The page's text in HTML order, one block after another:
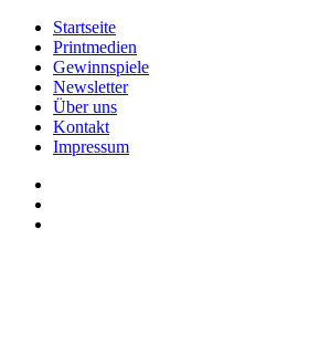
Startseite
Printmedien
Gewinnspiele
Newsletter
Über uns
Kontakt
Impressum